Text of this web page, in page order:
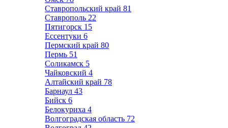
Ставропольский край 81
Ставрополь 22
Пятигорск 15
Ессентуки 6
Пермский край 80
Пермь 51
Соликамск 5
Чайковский 4
Алтайский край 78
Барнаул 43
Бийск 6
Белокуриха 4
Волгоградская область 72